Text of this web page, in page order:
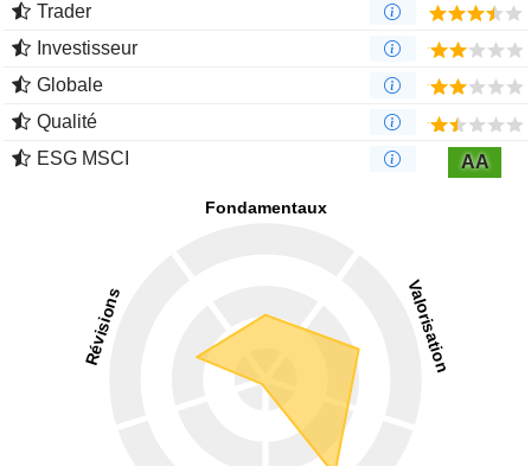
Trader
Investisseur
Globale
Qualité
ESG MSCI
AA